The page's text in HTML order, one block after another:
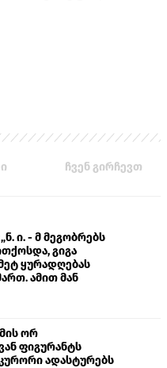
ჩვენ გირჩევთ
ი. - მ მეგობრებს
გიგა
ყურადღებას
ამით მან
ავალიანს“
ორ
ფიგურანტს
ადასტურებს